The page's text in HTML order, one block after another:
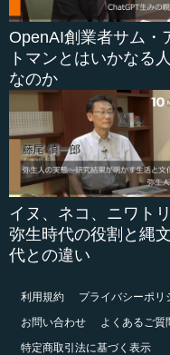
OpenAI創業者サム・
トマンとはいかなる
なのか
イヌ、ネコ、ニワト
弥生時代の役割と縄
代との違い
利用規約
プライバシーポリ
お問い合わせ
よくあるご質
特定商取引法に基づく表示